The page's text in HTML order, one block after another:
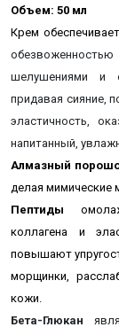
Объем: 50 мл
Крем о
шелушениями и
придавая сияние,
эластичность,
напитанный,
Алмазный
делая мимические
Пептиды
коллагена и
повышают
морщинки,
кожи.
Бета-Глюкан